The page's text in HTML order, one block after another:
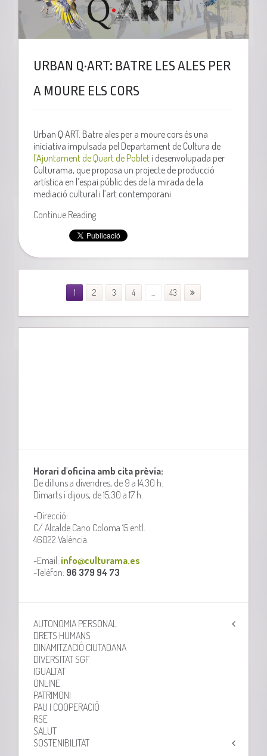
URBAN Q·ART: BATRE LES ALES PER
A MOURE ELS CORS
Urban Q·ART. Batre ales per a moure cors és una
iniciativa impulsada pel Departament de Cultura de
l’Ajuntament de Quart de Poblet i desenvolupada per
Culturama, que proposa un projecte de producció
artística en l’espai públic des de la mirada de la
mediació cultural i l’art contemporani.
Continue Reading
1 2 3 4 43
Horari d'oficina amb cita prèvia:
De dilluns a divendres, de 9 a 14,30 h.
Dimarts i dijous, de 15,30 a 17 h.
-Direcció:
C/ Alcalde Cano Coloma 15 entl.
46022 València.
-Email: info@culturama.es
-Telèfon: 96 379 94 73
AUTONOMIA PERSONAL
DRETS HUMANS
DINAMITZACIÓ CIUTADANA
DIVERSITAT SGF
IGUALTAT
ONLINE
PATRIMONI
PAU I COOPERACIÓ
RSE
SALUT
SOSTENIBILITAT